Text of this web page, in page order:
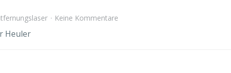
Keine Kommentare
Heuler